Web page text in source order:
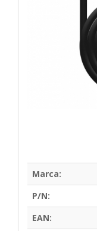
Marca:
P/N:
EAN: